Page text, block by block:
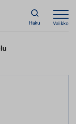
Haku Valikko